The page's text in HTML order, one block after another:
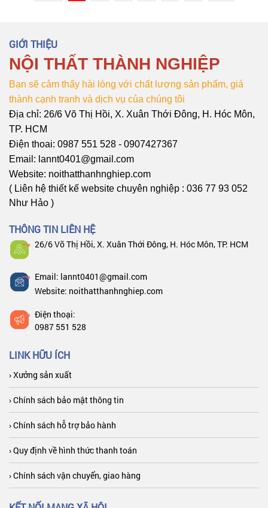
thất hiệu quả nhất nhé!
giường ngủ chính là thành phần
GIỚI THIỆU
NỘI THẤT THÀNH NGHIỆP
Bạn sẽ cảm thấy hài lòng với chất lượng sản phẩm, giá
thành cạnh tranh và dịch vụ của chúng tôi
Địa chỉ: 26/6 Võ Thị Hồi, X. Xuân Thới Đông, H. Hóc Môn,
TP. HCM
Điện thoai: 0987 551 528 - 0907427367
Email: lannt0401@gmail.com
Website: noithatthanhnghiep.com
( Liên hệ thiết kế website chuyên nghiệp : 036 77 93 052
Như Hảo )
THÔNG TIN LIÊN HỆ
26/6 Võ Thị Hồi, X. Xuân Thới Đông, H. Hóc Môn, TP. HCM
Email: lannt0401@gmail.com
Website: noithatthanhnghiep.com
Điện thoại:
0987 551 528
LINK HỮU ÍCH
› Xưởng sản xuất
› Chính sách bảo mật thông tin
› Chính sách hỗ trợ bảo hành
› Quy định về hình thức thanh toán
› Chính sách vận chuyển, giao hàng